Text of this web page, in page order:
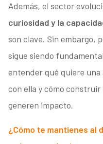
Además, el sector
curiosidad y la
son clave. Sin embargo,
sigue siendo fundamental
entender qué quiere
con ella y cómo
generen impacto.
¿Cómo te mantienes al